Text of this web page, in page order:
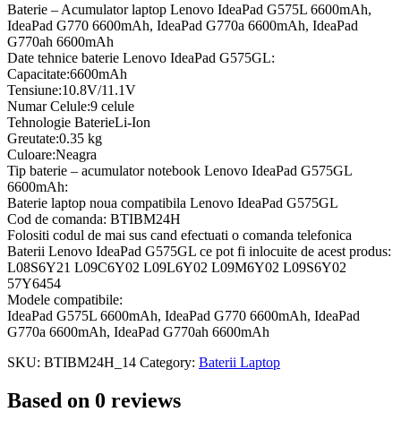
Baterie – Acumulator laptop Lenovo IdeaPad G575L 6600mAh,
IdeaPad G770 6600mAh, IdeaPad G770a 6600mAh, IdeaPad
G770ah 6600mAh
Date tehnice baterie Lenovo IdeaPad G575GL:
Capacitate:6600mAh
Tensiune:10.8V/11.1V
Numar Celule:9 celule
Tehnologie BaterieLi-Ion
Greutate:0.35 kg
Culoare:Neagra
Tip baterie – acumulator notebook Lenovo IdeaPad G575GL
6600mAh:
Baterie laptop noua compatibila Lenovo IdeaPad G575GL
Cod de comanda: BTIBM24H
Folositi codul de mai sus cand efectuati o comanda telefonica
Baterii Lenovo IdeaPad G575GL ce pot fi inlocuite de acest produs:
L08S6Y21 L09C6Y02 L09L6Y02 L09M6Y02 L09S6Y02
57Y6454
Modele compatibile:
IdeaPad G575L 6600mAh, IdeaPad G770 6600mAh, IdeaPad
G770a 6600mAh, IdeaPad G770ah 6600mAh
SKU: BTIBM24H_14 Category: Baterii Laptop
Based on 0 reviews